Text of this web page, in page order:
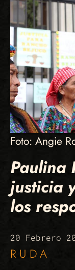
Foto: Angie
Paulina
justicia
los
20 Febrero
RUDA